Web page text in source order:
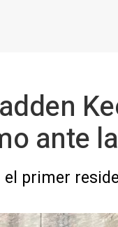
ante
primer